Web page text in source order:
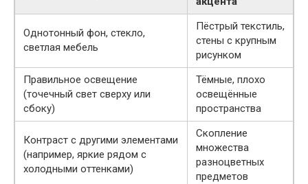
Однотонный фон, стекло,
светлая мебель
Пёстрый текстиль,
стены с крупным
рисунком
Правильное освещение
(точечный свет сверху или
сбоку)
Тёмные, плохо
освещённые
пространства
Контраст с другими элементами
(например, яркие рядом с
холодными оттенками)
Скопление
множества
разноцветных
предметов